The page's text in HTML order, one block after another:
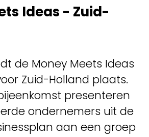
Ideas - Zuid-
de Money Meets Ideas
Zuid-Holland plaats.
presenteren
ondernemers uit de
aan een groep